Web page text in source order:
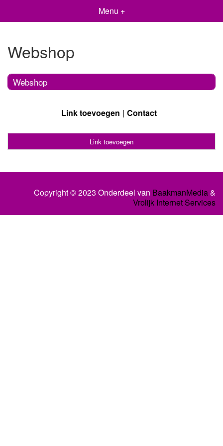
Menu +
Webshop
Webshop
Link toevoegen Contact
Link toevoegen
Copyright © 2023 Onderdeel van BaakmanMedia&
Vrolijk Internet Services